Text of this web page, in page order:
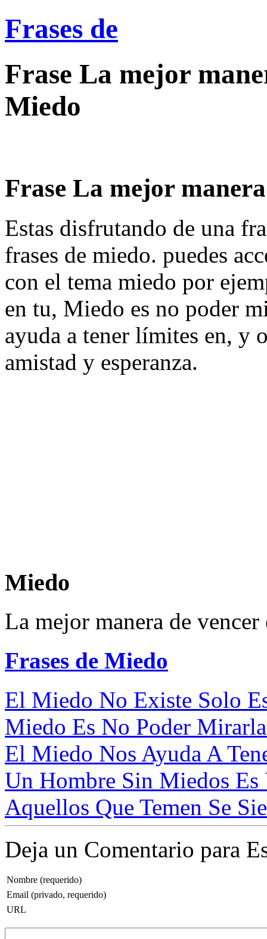
Frases de
Frase La mejor
Miedo
Frase La mejor
Estas disfrutando de una
frases de miedo. puedes
con el tema miedo por
en tu, Miedo es no poder
ayuda a tener límites en, y
amistad y esperanza.
Miedo
La mejor manera de
Frases de Miedo
El Miedo No Existe Solo
Miedo Es No Poder
El Miedo Nos Ayuda A
Un Hombre Sin Miedos
Aquellos Que Temen Se
Deja un Comentario para
Nombre (requerido)
Email (privado, requerido)
URL